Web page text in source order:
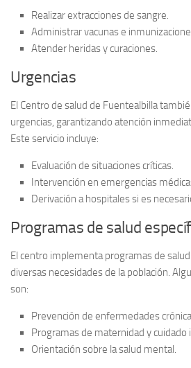
Realizar extracciones de sangre.
Administrar vacunas e
Atender heridas y curaciones.
Urgencias
El Centro de salud de Fuentealbilla
urgencias, garantizando atención
Este servicio incluye:
Evaluación de situaciones críticas.
Intervención en emergencias
Derivación a hospitales si es
Programas de salud
El centro implementaprogramas de
diversas necesidades de la población.
son:
Prevención de enfermedades
Programas de maternidad y cuidado
Orientación sobre la salud mental.